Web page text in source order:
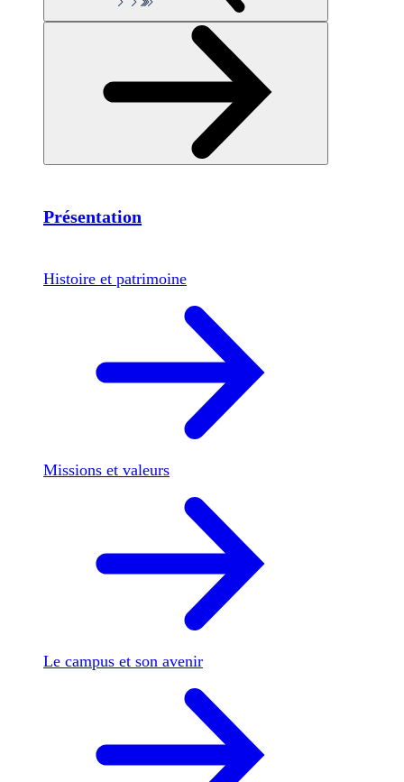
Présentation
Histoire et patrimoine
Missions et valeurs
Le campus et son avenir